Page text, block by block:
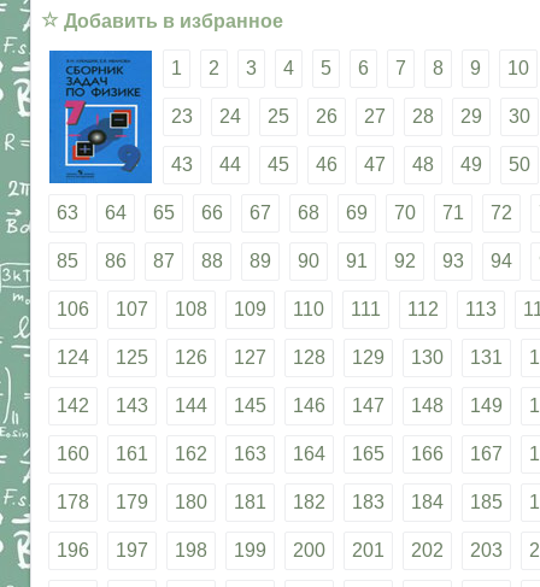
☆ Добавить в избранное
1 2 3 4 5 6 7 8 9 10
23 24 25 26 27 28 29 30
43 44 45 46 47 48 49 50
63 64 65 66 67 68 69 70 71 72
85 86 87 88 89 90 91 92 93 94
106 107 108 109 110 111 112 113
124 125 126 127 128 129 130 131
142 143 144 145 146 147 148 149
160 161 162 163 164 165 166 167
178 179 180 181 182 183 184 185
196 197 198 199 200 201 202 203